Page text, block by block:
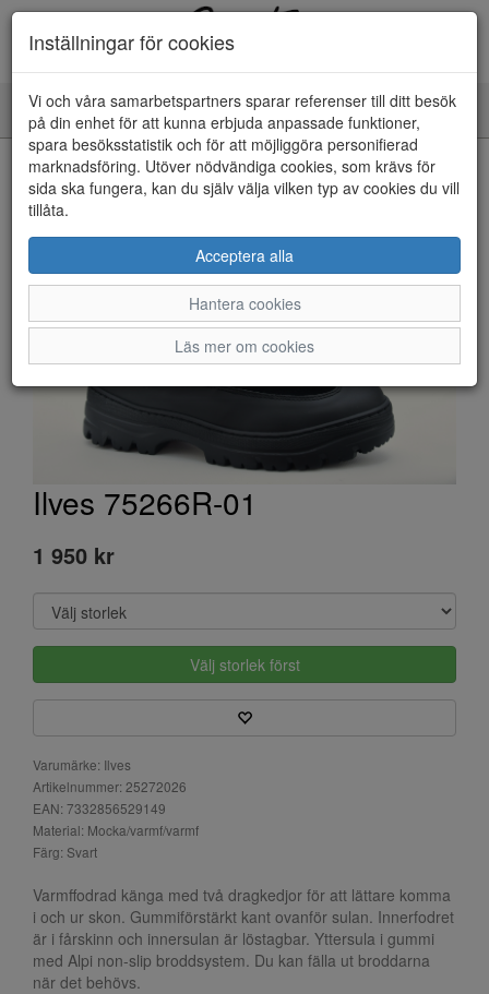
Toggle
navigation
HEM
Ilves 75266R-01
1 950 kr
Välj storlek först
Varumärke: Ilves
Artikelnummer: 25272026
EAN: 7332856529149
Material: Mocka/varmf/varmf
Färg: Svart
Varmffodrad känga med två dragkedjor för att lättare komma
i och ur skon. Gummiförstärkt kant ovanför sulan. Innerfodret
är i fårskinn och innersulan är löstagbar. Yttersula i gummi
med Alpi non-slip broddsystem. Du kan fälla ut broddarna
när det behövs.
Inställningar för cookies
Vi och våra samarbetspartners sparar referenser till ditt besök
på din enhet för att kunna erbjuda anpassade funktioner,
spara besöksstatistik och för att möjliggöra personifierad
marknadsföring. Utöver nödvändiga cookies, som krävs för
sida ska fungera, kan du själv välja vilken typ av cookies du vill
tillåta.
Acceptera alla
Hantera cookies
Läs mer om cookies